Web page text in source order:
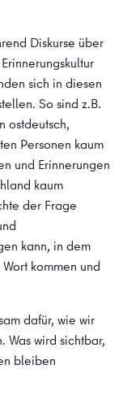
Diskurse über
sich in diesen
So sind z.B.
ostdeutsch,
Personen kaum
und Erinnerungen
kaum
der Frage
kann, in dem
kommen und
dafür, wie wir
wird sichtbar,
bleiben